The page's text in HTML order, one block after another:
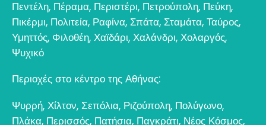
Πεντέλη, Πέραμα, Περιστέρι, Πετρούπολη, Πεύκη,
Πικέρμι, Πολιτεία, Ραφίνα, Σπάτα, Σταμάτα, Ταύρος,
Υμηττός, Φιλοθέη, Χαϊδάρι, Χαλάνδρι, Χολαργός,
Ψυχικό
Περιοχές στο κέντρο της Αθήνας:
Ψυρρή, Χίλτον, Σεπόλια, Ριζούπολη, Πολύγωνο,
Πλάκα, Περισσός, Πατήσια, Παγκράτι, Νέος Κόσμος,